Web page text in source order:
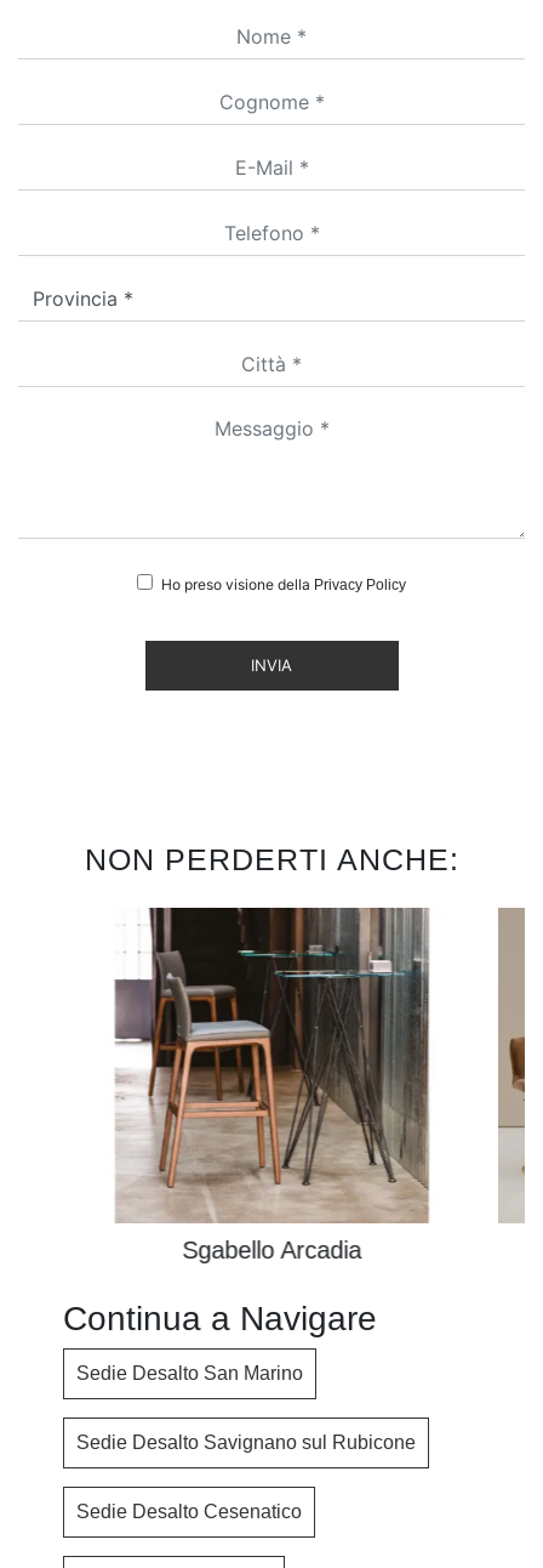
Ho preso visione della Privacy Policy
INVIA
NON PERDERTI ANCHE:
Sgabello Arcadia
Continua a Navigare
Sedie Desalto San Marino
Sedie Desalto Savignano sul Rubicone
Sedie Desalto Cesenatico